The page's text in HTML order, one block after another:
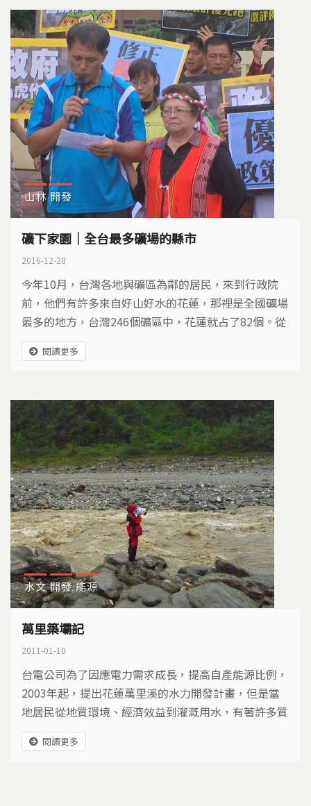
山林 開發
礦下家園｜全台最多礦場的縣市
2016-12-28
今年10月，台灣各地與礦區為鄰的居民，來到行政院
前，他們有許多來自好山好水的花蓮，那裡是全國礦場
最多的地方，台灣246個礦區中，花蓮就占了82個。從
和平溪、立霧溪、三棧溪、支亞干溪，每條溪上游，雲
霧繚繞之處，都是一座又一座礦場。面對新礦進駐、舊
閱讀更多
水文 開發 能源
萬里築壩記
2011-01-10
台電公司為了因應電力需求成長，提高自產能源比例，
2003年起，提出花蓮萬里溪的水力開發計畫，但是當
地居民從地質環境、經濟效益到灌溉用水，有著許多質
疑，因此有所反彈，到底萬里溪的水力開發計畫，有著
什麼樣的爭議？
閱讀更多